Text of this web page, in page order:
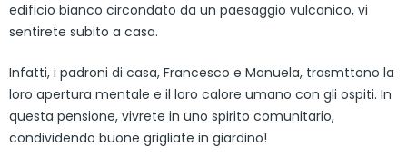
edificio bianco circondato da un paesaggio vulcanico, vi
sentirete subito a casa.
Infatti, i padroni di casa, Francesco e Manuela, trasmttono la
loro apertura mentale e il loro calore umano con gli ospiti. In
questa pensione, vivrete in uno spirito comunitario,
condividendo buone grigliate in giardino!